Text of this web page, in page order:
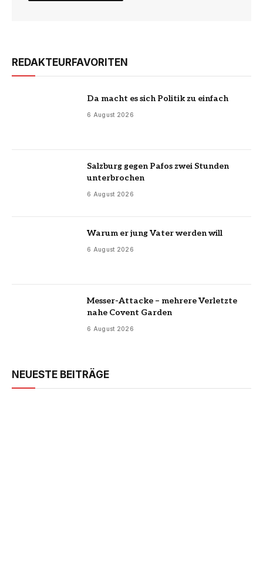
REDAKTEURFAVORITEN
Da macht es sich Politik zu einfach
6 August 2026
Salzburg gegen Pafos zwei Stunden
unterbrochen
6 August 2026
Warum er jung Vater werden will
6 August 2026
Messer-Attacke – mehrere Verletzte
nahe Covent Garden
6 August 2026
NEUESTE BEITRÄGE